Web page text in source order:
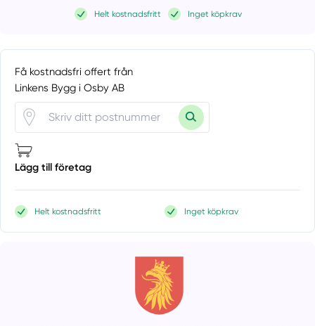
Helt kostnadsfritt Inget köpkrav
Få kostnadsfri offert från
Linkens Bygg i Osby AB
Lägg till företag
Helt kostnadsfritt Inget köpkrav